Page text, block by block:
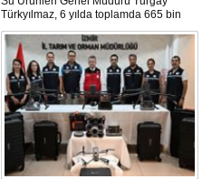
Türkyılmaz, 6 yılda toplamda 665 bin
balon balığının ekosistemden
uzaklaştırıldığını belirterek, "Balon balığı
avcılığı sayesinde, yaklaşık 50 milyon
yeni balon balığının ekosisteme
katılması önlendi." dedi.